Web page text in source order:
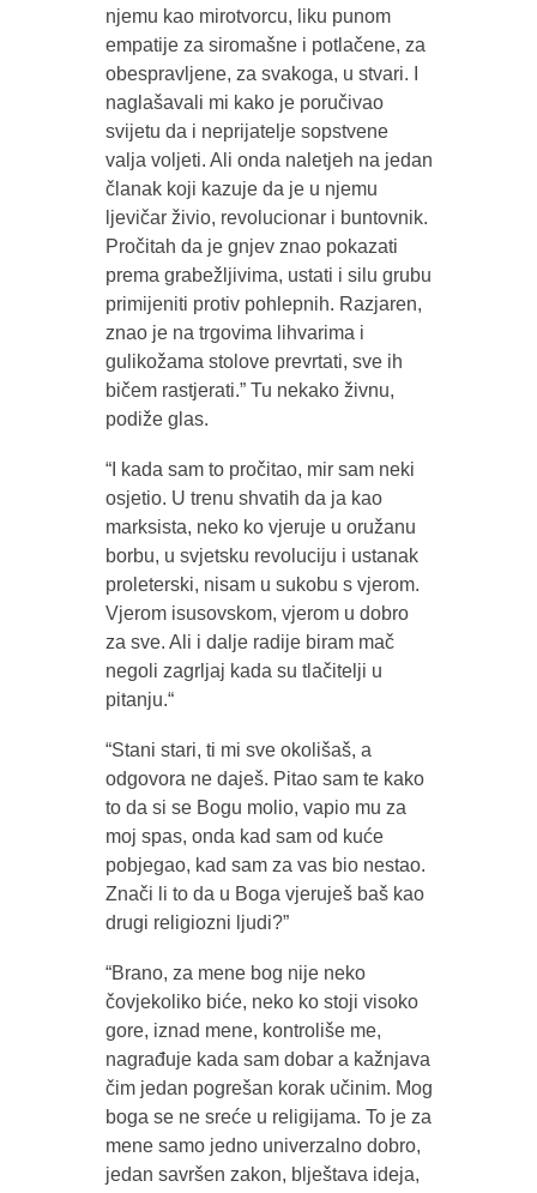
njemu kao mirotvorcu, liku punom
empatije za siromašne i potlačene, za
obespravljene, za svakoga, u stvari. I
naglašavali mi kako je poručivao
svijetu da i neprijatelje sopstvene
valja voljeti. Ali onda naletjeh na jedan
članak koji kazuje da je u njemu
ljevičar živio, revolucionar i buntovnik.
Pročitah da je gnjev znao pokazati
prema grabežljivima, ustati i silu grubu
primijeniti protiv pohlepnih. Razjaren,
znao je na trgovima lihvarima i
gulikožama stolove prevrtati, sve ih
bičem rastjerati.” Tu nekako živnu,
podiže glas.
“I kada sam to pročitao, mir sam neki
osjetio. U trenu shvatih da ja kao
marksista, neko ko vjeruje u oružanu
borbu, u svjetsku revoluciju i ustanak
proleterski, nisam u sukobu s vjerom.
Vjerom isusovskom, vjerom u dobro
za sve. Ali i dalje radije biram mač
negoli zagrljaj kada su tlačitelji u
pitanju.“
“Stani stari, ti mi sve okolišaš, a
odgovora ne daješ. Pitao sam te kako
to da si se Bogu molio, vapio mu za
moj spas, onda kad sam od kuće
pobjegao, kad sam za vas bio nestao.
Znači li to da u Boga vjeruješ baš kao
drugi religiozni ljudi?”
“Brano, za mene bog nije neko
čovjekoliko biće, neko ko stoji visoko
gore, iznad mene, kontroliše me,
nagrađuje kada sam dobar a kažnjava
čim jedan pogrešan korak učinim. Mog
boga se ne sreće u religijama. To je za
mene samo jedno univerzalno dobro,
jedan savršen zakon, blještava ideja,